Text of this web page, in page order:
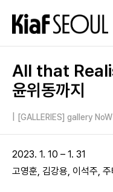
All that
윤위동까지
[GALLERIES] gallery NoW
2023. 1. 10 – 1. 31
고영훈, 김강용, 이석주,